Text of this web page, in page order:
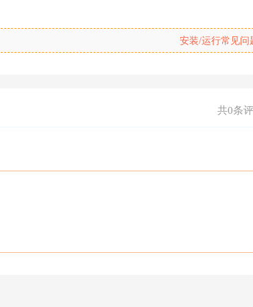
安装/运行常见问
共0条